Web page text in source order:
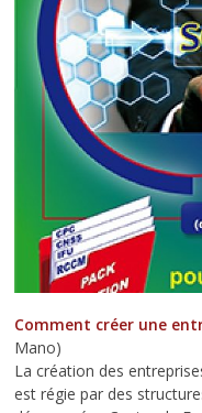
Comment créer une
Mano)
La création des
est régie par des